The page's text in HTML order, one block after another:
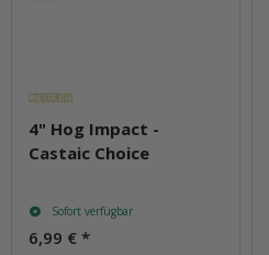
4" Hog Impact -
Castaic Choice
Sofort verfügbar
6,99 € *